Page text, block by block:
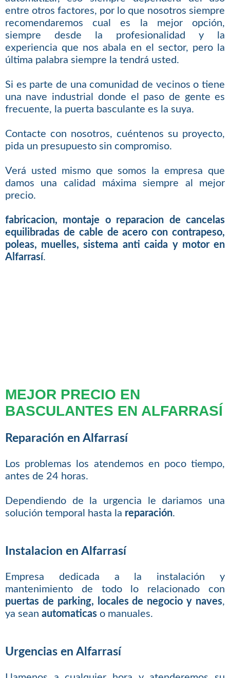
entre otros factores, por lo que nosotros siempre
recomendaremos cual es la mejor opción,
siempre desde la profesionalidad y la
experiencia que nos abala en el sector, pero la
última palabra siempre la tendrá usted.
Si es parte de una comunidad de vecinos o tiene
una nave industrial donde el paso de gente es
frecuente, la puerta basculante es la suya.
Contacte con nosotros, cuéntenos su proyecto,
pida un presupuesto sin compromiso.
Verá usted mismo que somos la empresa que
damos una calidad máxima siempre al mejor
precio.
fabricacion, montaje o reparacion de cancelas
equilibradas de cable de acero con contrapeso,
poleas, muelles, sistema anti caida y motor en
Alfarrasí.
MEJOR PRECIO EN
BASCULANTES EN ALFARRASÍ
Reparación en Alfarrasí
Los problemas los atendemos en poco tiempo,
antes de 24 horas.
Dependiendo de la urgencia le dariamos una
solución temporal hasta la reparación.
Instalacion en Alfarrasí
Empresa dedicada a la instalación y
mantenimiento de todo lo relacionado con
puertas de parking, locales de negocio y naves,
ya sean automaticaso manuales.
Urgencias en Alfarrasí